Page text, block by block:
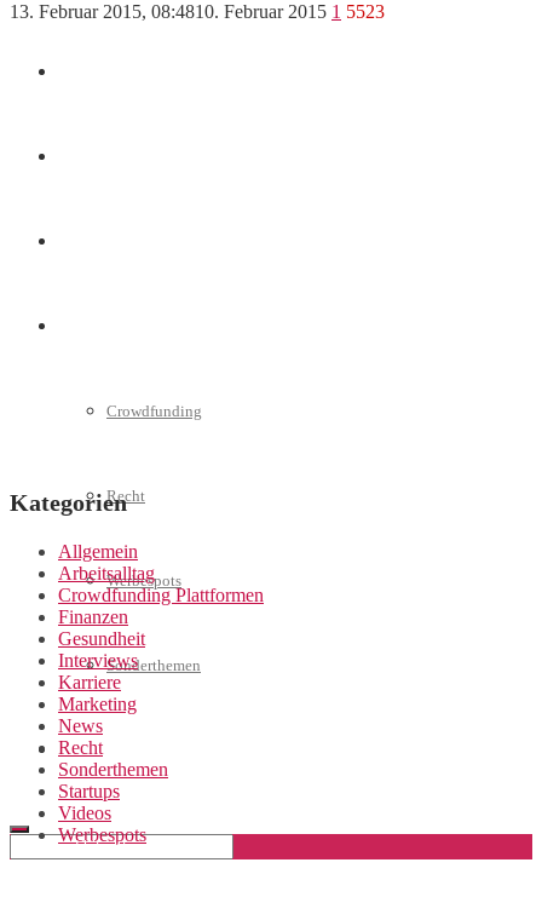
Crowdfunding
Recht
Werbespots
Sonderthemen
Geschäftskonto eröffnen
13. Februar 2015, 08:4810. Februar 2015 1 5523
Kategorien
Allgemein
Arbeitsalltag
Crowdfunding Plattformen
Finanzen
Gesundheit
Interviews
Karriere
Marketing
News
Recht
Sonderthemen
Startups
Videos
Werbespots